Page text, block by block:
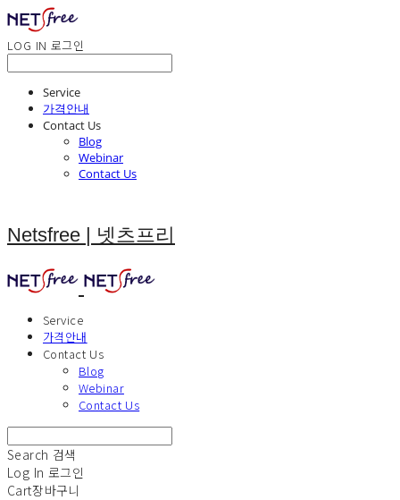
LOG IN 로그인
Service
가격안내
Contact Us
Blog
Webinar
Contact Us
Netsfree | 넷츠프리
Service
가격안내
Contact Us
Blog
Webinar
Contact Us
Search 검색
Log In 로그인
Cart장바구니